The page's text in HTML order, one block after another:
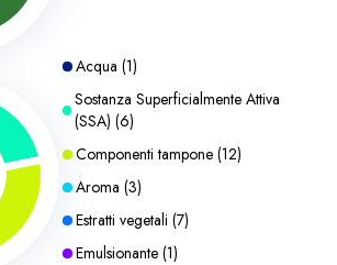
Acqua (1)
Sostanza Superficialmente Attiva
(SSA) (6)
Componenti tampone (12)
Aroma (3)
Estratti vegetali (7)
Emulsionante (1)